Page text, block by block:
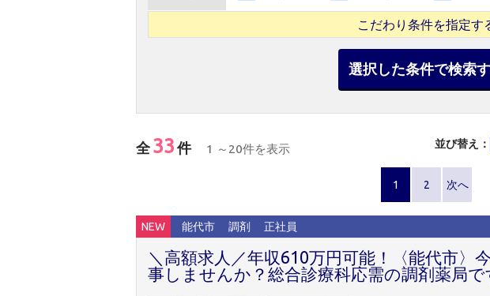
こだわり条件を指定す
選択した条件で検索
全 33 件 1 ～20件を表示 並び替え：
1 2 次へ
NEW 能代市 調剤 正社員
＼高額求人／年収610万円可能！〈能代市〉
事しませんか？総合診療科応需の調剤薬局